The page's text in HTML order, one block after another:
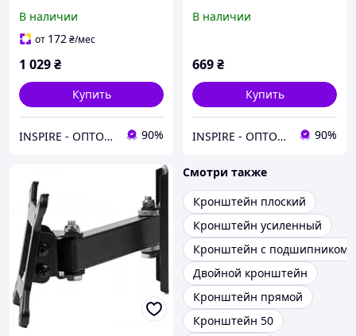
В наличии
от 172₴/мес
1 029₴
Купить
INSPIRE - ОПТОВІ ПРОДАЖІ ТА БЕЗГОТІВКА ДЛЯ БІЗНЕСУ 90%
В наличии
669₴
Купить
INSPIRE - ОПТОВІ ПРОДАЖІ ТА БЕЗГОТІВКА ДЛЯ БІЗНЕСУ 90%
Смотри также
Кронштейн плоский
Кронштейн усиленный
Кронштейн с подшипником
Двойной кронштейн
Кронштейн прямой
Кронштейн 50